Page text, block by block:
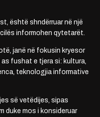
është shndërruar në një
informohen qytetarët.
janë në fokusin kryesor
fushat e tjera si: kultura,
teknologjia informative
së vetëdijes, sipas
duke mos i konsideruar